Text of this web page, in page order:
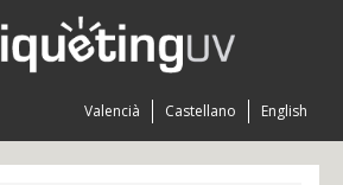
English
Castellano
Valencià